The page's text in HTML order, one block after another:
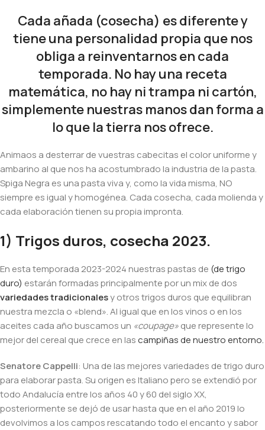
Cada añada (cosecha) es diferente y
tiene una personalidad propia que nos
obliga a reinventarnos en cada
temporada. No hay una receta
matemática, no hay ni trampa ni cartón,
simplemente nuestras manos dan forma a
lo que la tierra nos ofrece.
Animaos a desterrar de vuestras cabecitas el color uniforme y
ambarino al que nos ha acostumbrado la industria de la pasta.
Spiga Negra es una pasta viva y, como la vida misma, NO
siempre es igual y homogénea. Cada cosecha, cada molienda y
cada elaboración tienen su propia impronta.
1) Trigos duros, cosecha 2023.
En esta temporada 2023-2024 nuestras pastas de (de trigo
duro) estarán formadas principalmente por un mix de dos
variedades tradicionalesy otros trigos duros que equilibran
nuestra mezcla o «blend». Al igual que en los vinos o en los
aceites cada año buscamos un «coupage»que represente lo
mejor del cereal que crece en lascampiñas de nuestro entorno.
Senatore Cappelli: Una de las mejores variedades de trigo duro
para elaborar pasta. Su origen es Italiano pero se extendió por
todo Andalucía entre los años 40 y 60 del siglo XX,
posteriormente se dejó de usar hasta que en el año 2019 lo
devolvimos a los campos rescatando todo el encanto y sabor